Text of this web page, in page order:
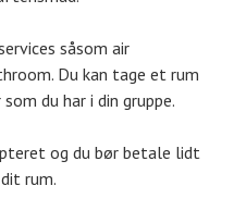
såsom air
Du kan tage et rum
du har i din gruppe.
og du bør betale lidt
rum.